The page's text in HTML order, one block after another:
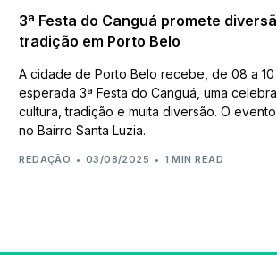
3ª Festa do Canguá promete
tradição em Porto Belo
A cidade de Porto Belo recebe, de 08 a
esperada 3ª Festa do Canguá, uma
cultura, tradição e muita diversão. O
no Bairro Santa Luzia.
REDAÇÃO 03/08/2025 1 MIN READ